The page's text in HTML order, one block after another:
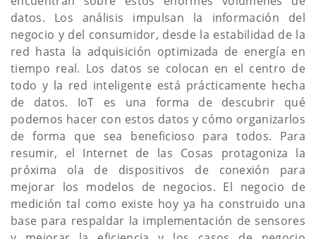
datos. Los análisis impulsan la información del
negocio y del consumidor, desde la estabilidad de la
red hasta la adquisición optimizada de energía en
tiempo real. Los datos se colocan en el centro de
todo y la red inteligente está prácticamente hecha
de datos. IoT es una forma de descubrir qué
podemos hacer con estos datos y cómo organizarlos
de forma que sea beneficioso para todos. Para
resumir, el Internet de las Cosas protagoniza la
próxima ola de dispositivos de conexión para
mejorar los modelos de negocios. El negocio de
medición tal como existe hoy ya ha construido una
base para respaldar la implementación de sensores